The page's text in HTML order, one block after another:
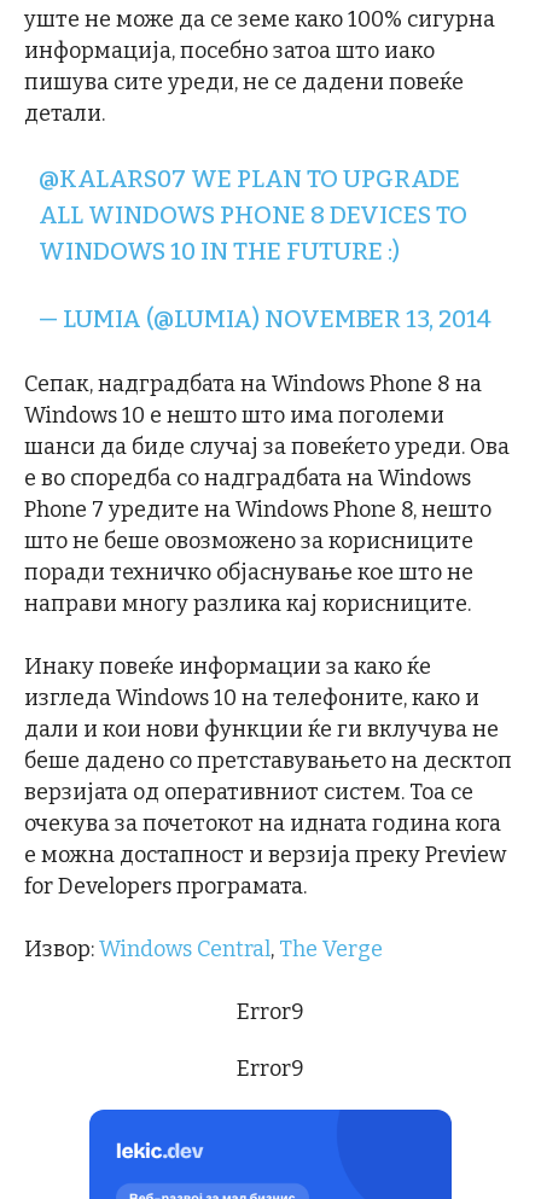
уште не може да се земе како 100% сигурна
информација, посебно затоа што иако
пишува сите уреди, не се дадени повеќе
детали.
@KALARS07 WE PLAN TO UPGRADE
ALL WINDOWS PHONE 8 DEVICES TO
WINDOWS 10 IN THE FUTURE :)
— LUMIA (@LUMIA) NOVEMBER 13, 2014
Сепак, надградбата на Windows Phone 8 на
Windows 10 е нешто што има поголеми
шанси да биде случај за повеќето уреди. Ова
е во споредба со надградбата на Windows
Phone 7 уредите на Windows Phone 8, нешто
што не беше овозможено за корисниците
поради техничко објаснување кое што не
направи многу разлика кај корисниците.
Инаку повеќе информации за како ќе
изгледа Windows 10 на телефоните, како и
дали и кои нови функции ќе ги вклучува не
беше дадено со претставувањето на десктоп
верзијата од оперативниот систем. Тоа се
очекува за почетокот на идната година кога
е можна достапност и верзија преку Preview
for Developers програмата.
Извор:Windows Central, The Verge
Error9
Error9